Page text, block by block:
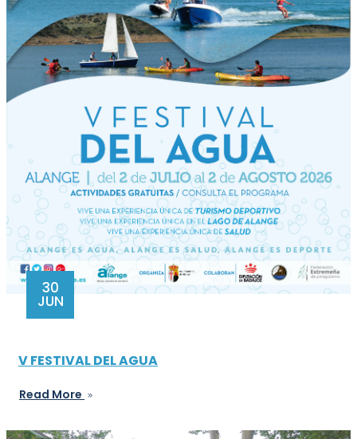
30
JUN
V FESTIVAL DEL AGUA
Read More